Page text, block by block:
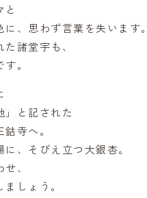
と
、思わず言葉を失います。
諸堂宇も、
。
」と記された
寺へ。
、そびえ立つ大銀杏。
、
しょう。